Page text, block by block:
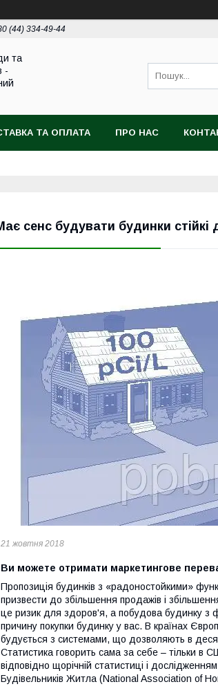
(44) 334-49-44
та
-
ТА ОПЛАТА ПРО НАС
сенс будувати будинки
21 жовтня 2018
Ви можете отримати маркетингове
Пропозиція будинків з «радоностойкими»
призвести до збільшення продажів і
це ризик для здоров'я, а побудова будинку з
причину покупки будинку у вас. В країнах
будується з системами, що дозволяють в
Статистика говорить сама за себе – тільки в
відповідно щорічній статистиці і
Будівельників Житла (National Association of